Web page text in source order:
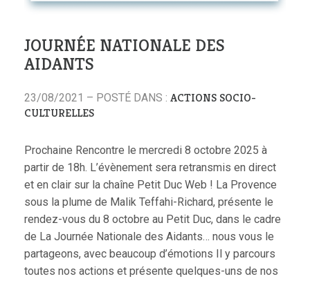
JOURNÉE NATIONALE DES
AIDANTS
23/08/2021 – POSTÉ DANS : ACTIONS SOCIO-
CULTURELLES
Prochaine Rencontre le mercredi 8 octobre 2025 à
partir de 18h. L’évènement sera retransmis en direct
et en clair sur la chaîne Petit Duc Web ! La Provence
sous la plume de Malik Teffahi-Richard, présente le
rendez-vous du 8 octobre au Petit Duc, dans le cadre
de La Journée Nationale des Aidants… nous vous le
partageons, avec beaucoup d’émotions Il y parcours
toutes nos actions et présente quelques-uns de nos